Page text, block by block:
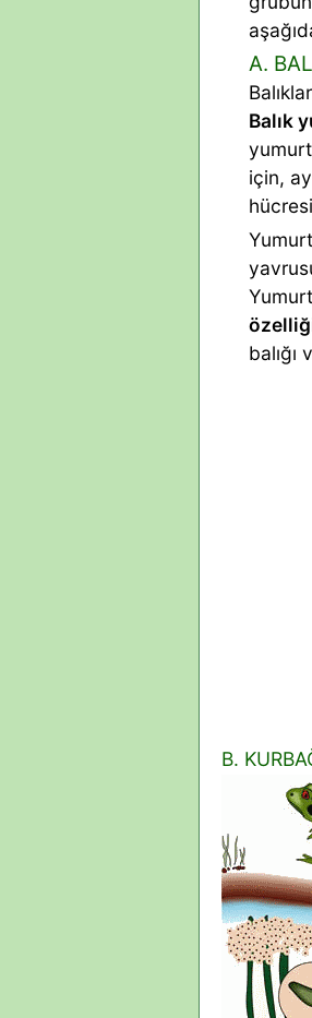
A.
Balık
için,
balığı
B.